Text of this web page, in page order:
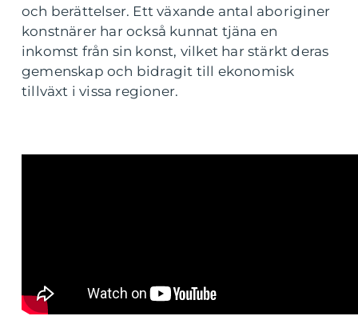
och berättelser. Ett växande antal aboriginer
konstnärer har också kunnat tjäna en
inkomst från sin konst, vilket har stärkt deras
gemenskap och bidragit till ekonomisk
tillväxt i vissa regioner.